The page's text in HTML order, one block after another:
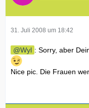
31. Juli 2008 um 18:42
Wyl : Sorry, aber
Nice pic. Die Frauen